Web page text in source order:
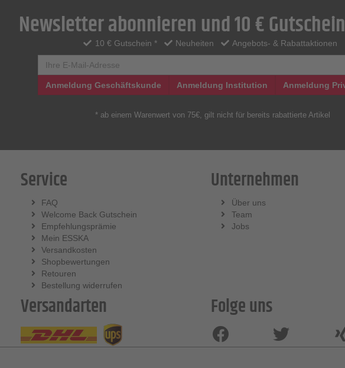
Newsletter abonnieren und 10 €
10 € Gutschein * Neuheiten Angebots- & Rabattaktionen
Anmeldung Geschäftskunde Anmeldung Institution Anmeldung
* ab einem Warenwert von 75€, gilt nicht für bereits rabattierte Artikel
Service
FAQ
Welcome Back Gutschein
Empfehlungsprämie
Mein ESSKA
Versandkosten
Shopbewertungen
Retouren
Bestellung widerrufen
Unternehmen
Über uns
Team
Jobs
Versandarten
Folge uns